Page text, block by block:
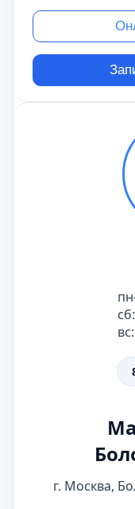
сб:
вс:
г. Москва,